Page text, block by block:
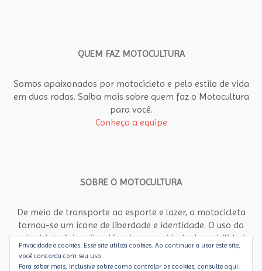
QUEM FAZ MOTOCULTURA
Somos apaixonados por motocicleta e pelo estilo de vida
em duas rodas. Saiba mais sobre quem faz o Motocultura
para você.
Conheça a equipe
SOBRE O MOTOCULTURA
De meio de transporte ao esporte e lazer, a motocicleta
tornou-se um ícone de liberdade e identidade. O uso da
motocicleta foi muito além da necessidade de mobilidade
rápida e econômica no meio urbano. Motocultura propõe
um olhar abrangente, diferente, para a motocicleta como
Privacidade e cookies: Esse site utiliza cookies. Ao continuar a usar este site,
você concorda com seu uso.
Para saber mais, inclusive sobre como controlar os cookies, consulte aqui: